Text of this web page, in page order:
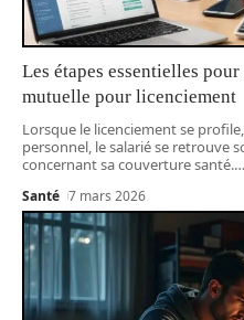
Les étapes essentielles
mutuelle pour licenciement
Lorsque le licenciement se
personnel, le salarié se retrouve
concernant sa couverture santé.…
Santé 7 mars 2026